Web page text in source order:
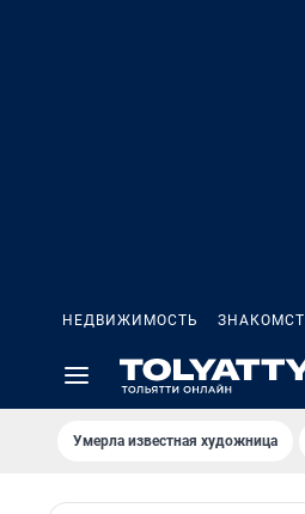
НЕДВИЖИМОСТЬ
Умерла известная художница